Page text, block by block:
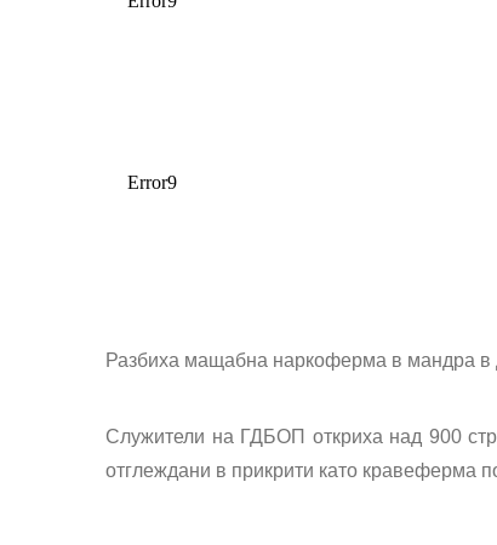
Разбиха мащабна наркоферма в мандра в
Служители на ГДБОП откриха над 900
отглеждани в прикрити като кравеферма